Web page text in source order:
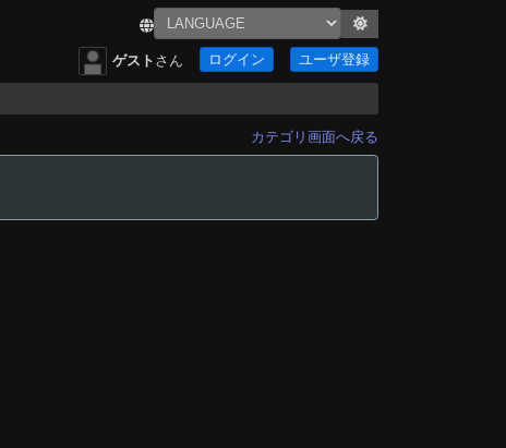
ゲスト さん ログイン ユーザ登録
カテゴリ画面へ戻る